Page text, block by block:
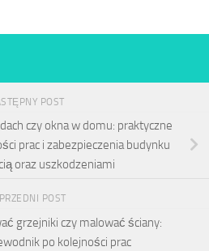
POST
czy okna w domu: praktyczne
prac i zabezpieczenia budynku
oraz uszkodzeniami
POST
grzejniki czy malować ściany:
po kolejności prac